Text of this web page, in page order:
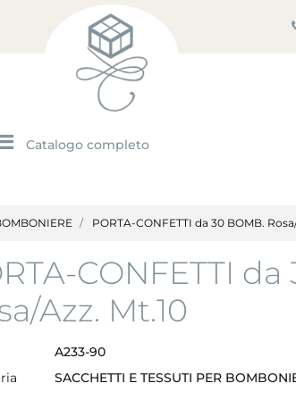
Open menu
PORTA-CONFETTI da 30 BOMB.
CONFETTI
Azz. Mt.10
A233-90
SACCHETTI E TESSUTI PER